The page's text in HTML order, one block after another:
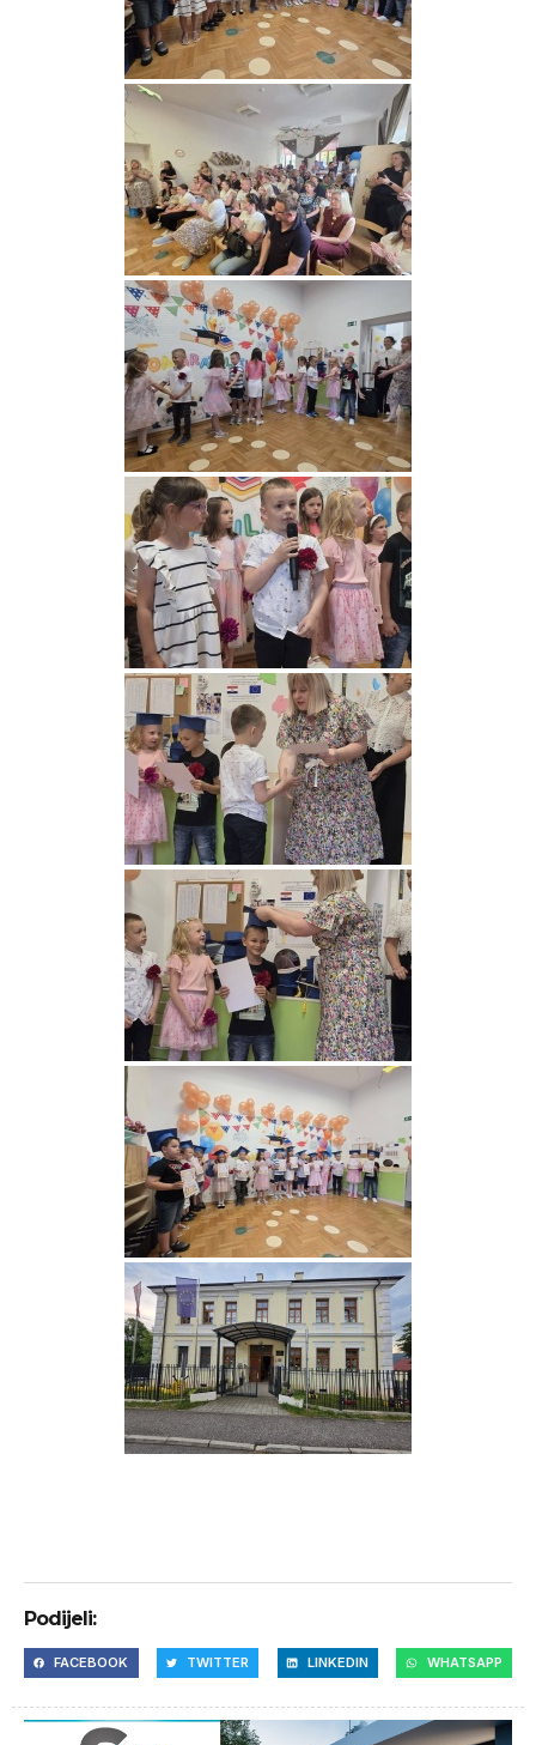
Podijeli:
FACEBOOK TWITTER LINKEDIN WHATSAPP